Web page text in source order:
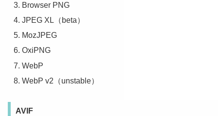
Browser PNG
JPEG XL（beta）
MozJPEG
OxiPNG
WebP
WebP v2（unstable）
AVIF